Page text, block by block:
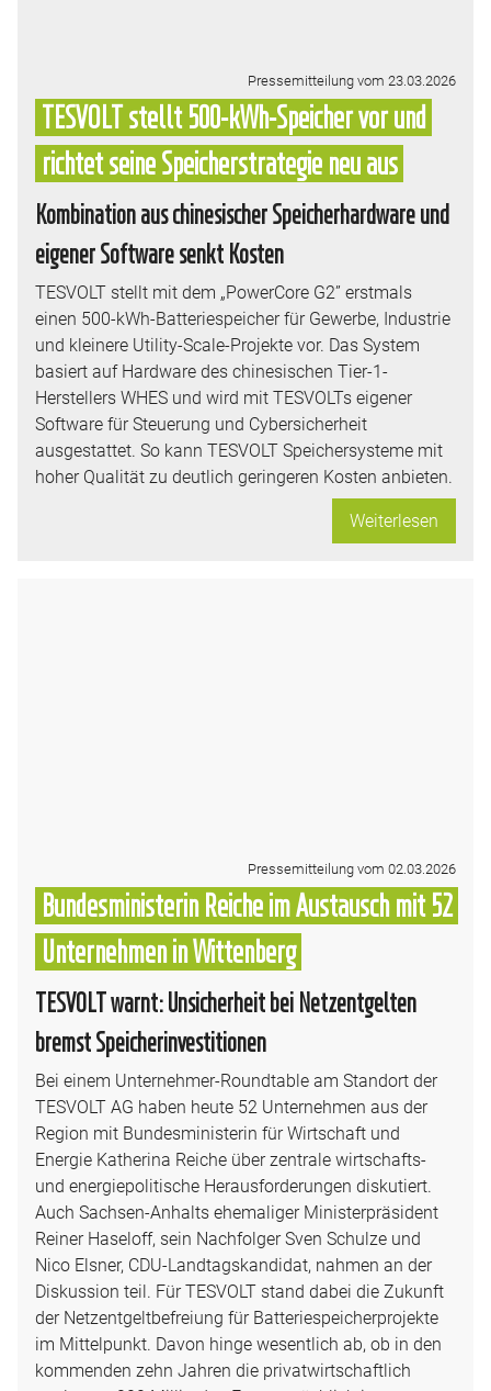
Pressemitteilung vom 23.03.2026
TESVOLT stellt 500-kWh-Speicher vor und
richtet seine Speicherstrategie neu aus
Kombination aus chinesischer Speicherhardware und
eigener Software senkt Kosten
TESVOLT stellt mit dem „PowerCore G2” erstmals
einen 500-kWh-Batteriespeicher für Gewerbe, Industrie
und kleinere Utility-Scale-Projekte vor. Das System
basiert auf Hardware des chinesischen Tier-1-
Herstellers WHES und wird mit TESVOLTs eigener
Software für Steuerung und Cybersicherheit
ausgestattet. So kann TESVOLT Speichersysteme mit
hoher Qualität zu deutlich geringeren Kosten anbieten.
Weiterlesen
Pressemitteilung vom 02.03.2026
Bundesministerin Reiche im Austausch mit 52
Unternehmen in Wittenberg
TESVOLT warnt: Unsicherheit bei Netzentgelten
bremst Speicherinvestitionen
Bei einem Unternehmer-Roundtable am Standort der
TESVOLT AG haben heute 52 Unternehmen aus der
Region mit Bundesministerin für Wirtschaft und
Energie Katherina Reiche über zentrale wirtschafts-
und energiepolitische Herausforderungen diskutiert.
Auch Sachsen-Anhalts ehemaliger Ministerpräsident
Reiner Haseloff, sein Nachfolger Sven Schulze und
Nico Elsner, CDU-Landtagskandidat, nahmen an der
Diskussion teil. Für TESVOLT stand dabei die Zukunft
der Netzentgeltbefreiung für Batteriespeicherprojekte
im Mittelpunkt. Davon hinge wesentlich ab, ob in den
kommenden zehn Jahren die privatwirtschaftlich